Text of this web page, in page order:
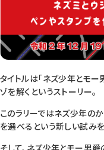
タイトルは「ネズ少年とモ
ゾを解くというストーリー。
このラリーではネズ少年の
を選べるという新しい試み
そして、ネズ少年とモー男